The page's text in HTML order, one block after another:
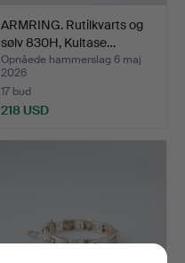
ARMRING. Rutilkvarts og
sølv 830H, Kultase…
Opnåede hammerslag 6 maj
2026
17 bud
218 USD